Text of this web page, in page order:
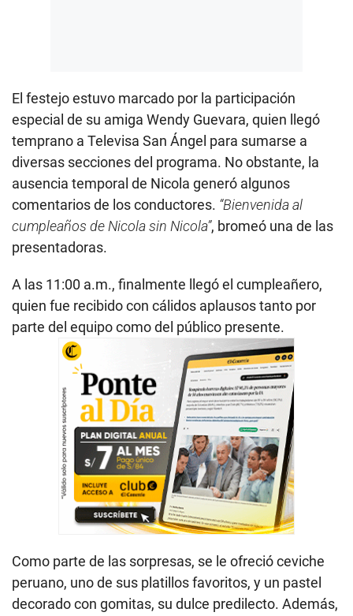
El festejo estuvo marcado por la participación
especial de su amiga Wendy Guevara, quien llegó
temprano a Televisa San Ángel para sumarse a
diversas secciones del programa. No obstante, la
ausencia temporal de Nicola generó algunos
comentarios de los conductores. “Bienvenida al
cumpleaños de Nicola sin Nicola”, bromeó una de las
presentadoras.
A las 11:00 a.m., finalmente llegó el cumpleañero,
quien fue recibido con cálidos aplausos tanto por
parte del equipo como del público presente.
Como parte de las sorpresas, se le ofreció ceviche
peruano, uno de sus platillos favoritos, y un pastel
decorado con gomitas, su dulce predilecto. Además,